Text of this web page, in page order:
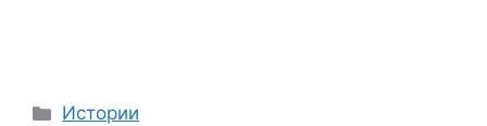
Categories
Истории